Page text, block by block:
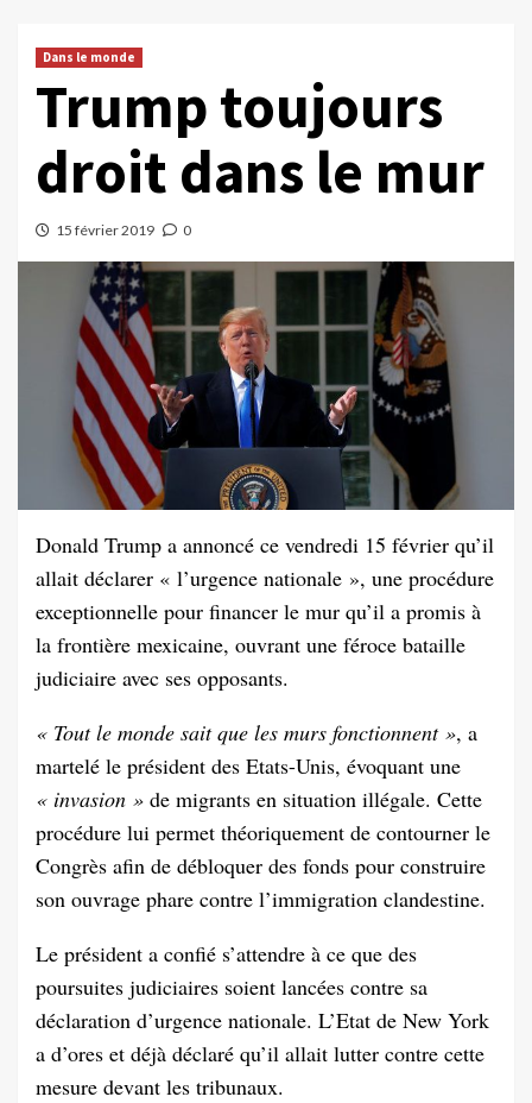
Dans le monde
Trump toujours
droit dans le mur
15 février 2019 0
Donald Trump a annoncé ce vendredi 15 février qu’il
allait déclarer « l’urgence nationale », une procédure
exceptionnelle pour financer le mur qu’il a promis à
la frontière mexicaine, ouvrant une féroce bataille
judiciaire avec ses opposants.
« Tout le monde sait que les murs fonctionnent », a
martelé le président des Etats-Unis, évoquant une
« invasion » de migrants en situation illégale. Cette
procédure lui permet théoriquement de contourner le
Congrès afin de débloquer des fonds pour construire
son ouvrage phare contre l’immigration clandestine.
Le président a confié s’attendre à ce que des
poursuites judiciaires soient lancées contre sa
déclaration d’urgence nationale. L’Etat de New York
a d’ores et déjà déclaré qu’il allait lutter contre cette
mesure devant les tribunaux.